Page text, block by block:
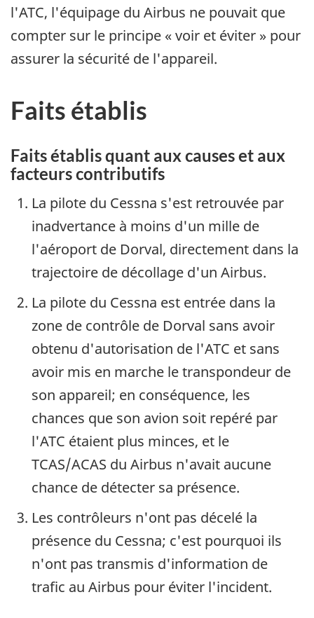
l'ATC, l'équipage du Airbus ne pouvait que
compter sur le principe « voir et éviter » pour
assurer la sécurité de l'appareil.
Faits établis
Faits établis quant aux causes et aux
facteurs contributifs
La pilote du Cessna s'est retrouvée par
inadvertance à moins d'un mille de
l'aéroport de Dorval, directement dans la
trajectoire de décollage d'un Airbus.
La pilote du Cessna est entrée dans la
zone de contrôle de Dorval sans avoir
obtenu d'autorisation de l'ATC et sans
avoir mis en marche le transpondeur de
son appareil; en conséquence, les
chances que son avion soit repéré par
l'ATC étaient plus minces, et le
TCAS/ACAS du Airbus n'avait aucune
chance de détecter sa présence.
Les contrôleurs n'ont pas décelé la
présence du Cessna; c'est pourquoi ils
n'ont pas transmis d'information de
trafic au Airbus pour éviter l'incident.